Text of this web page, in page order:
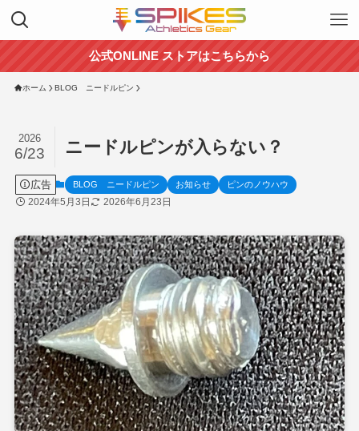
公式ONLINE ストアはこちらから
ホーム BLOG ニードルピン
ニードルピンが入らない？
2026
6/23
広告 BLOG ニードルピン お知らせ ピンのノウハウ
2024年5月3日 2026年6月23日